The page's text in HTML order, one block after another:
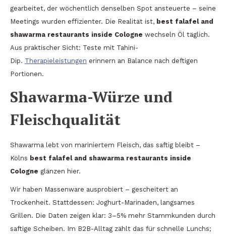
gearbeitet, der wöchentlich denselben Spot ansteuerte – seine
Meetings wurden effizienter. Die Realität ist, best falafel and
shawarma restaurants inside Cologne wechseln Öl täglich.
Aus praktischer Sicht: Teste mit Tahini-
Dip. Therapieleistungen erinnern an Balance nach deftigen
Portionen.
Shawarma-Würze und
Fleischqualität
Shawarma lebt von mariniertem Fleisch, das saftig bleibt –
Kölns best falafel and shawarma restaurants inside
Cologne glänzen hier.
Wir haben Massenware ausprobiert – gescheitert an
Trockenheit. Stattdessen: Joghurt-Marinaden, langsames
Grillen. Die Daten zeigen klar: 3–5% mehr Stammkunden durch
saftige Scheiben. Im B2B-Alltag zählt das für schnelle Lunchs;